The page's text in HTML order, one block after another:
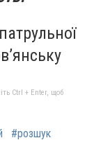
Ctrl + Enter, щоб
#розшук